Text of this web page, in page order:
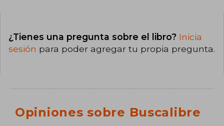
¿Tienes una pregunta sobre el libro? Inicia
sesión para poder agregar tu propia pregunta.
Opiniones sobre Buscalibre